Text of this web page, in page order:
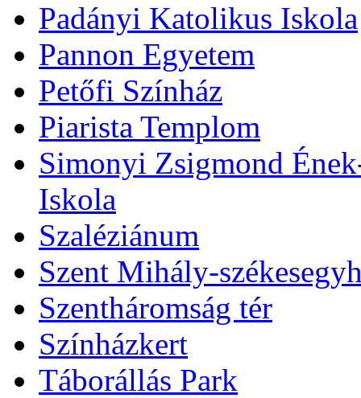
Padányi Katolikus Iskola
Pannon Egyetem
Petőfi Színház
Piarista Templom
Simonyi Zsigmond
Iskola
Szaléziánum
Szent Mihály-
Szentháromság tér
Színházkert
Táborállás Park